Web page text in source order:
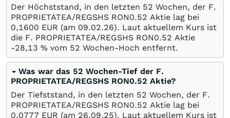
Der Höchststand, in den letzten 52 Wochen, der F.
PROPRIETATEA/REGSHS RON0.52 Aktie lag bei
0,1600 EUR (am 09.02.26). Laut aktuellem Kurs ist
die F. PROPRIETATEA/REGSHS RON0.52 Aktie
-28,13 % vom 52 Wochen-Hoch entfernt.
Was war das 52 Wochen-Tief der F.
PROPRIETATEA/REGSHS RON0.52 Aktie?
Der Tiefststand, in den letzten 52 Wochen, der F.
PROPRIETATEA/REGSHS RON0.52 Aktie lag bei
0,0777 EUR (am 26.09.25). Laut aktuellem Kurs ist